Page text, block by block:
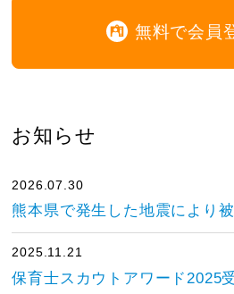
無料で会員
お知らせ
2026.07.30
熊本県で発生した地震により
2025.11.21
保育士スカウトアワード2025